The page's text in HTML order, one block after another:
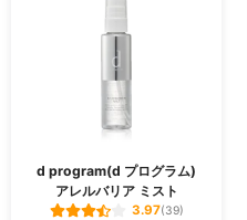
d program(d プログラム)
アレルバリア ミスト
3.97(39)